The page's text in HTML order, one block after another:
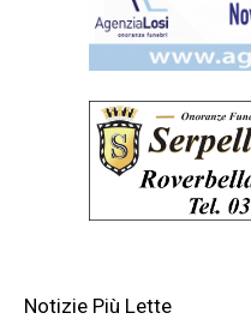
Notizie Più Lette